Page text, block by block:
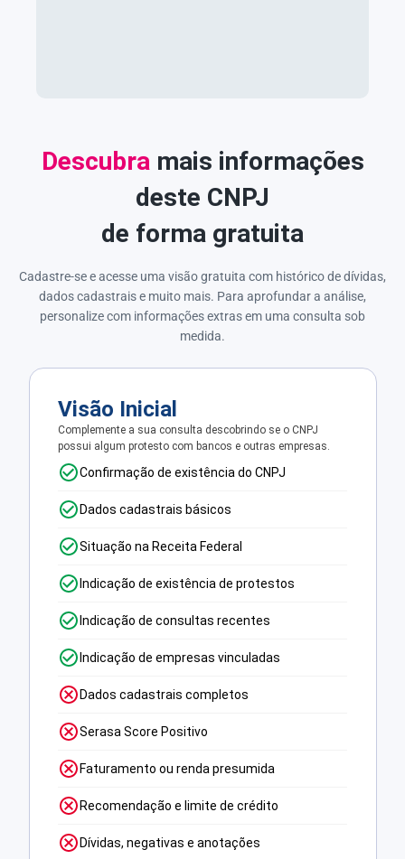
Descubra mais informações
deste CNPJ
de forma gratuita
Cadastre-se e acesse uma visão gratuita com histórico de dívidas,
dados cadastrais e muito mais. Para aprofundar a análise,
personalize com informações extras em uma consulta sob
medida.
Visão Inicial
Complemente a sua consulta descobrindo se o CNPJ
possui algum protesto com bancos e outras empresas.
Confirmação de existência do CNPJ
Dados cadastrais básicos
Situação na Receita Federal
Indicação de existência de protestos
Indicação de consultas recentes
Indicação de empresas vinculadas
Dados cadastrais completos
Serasa Score Positivo
Faturamento ou renda presumida
Recomendação e limite de crédito
Dívidas, negativas e anotações